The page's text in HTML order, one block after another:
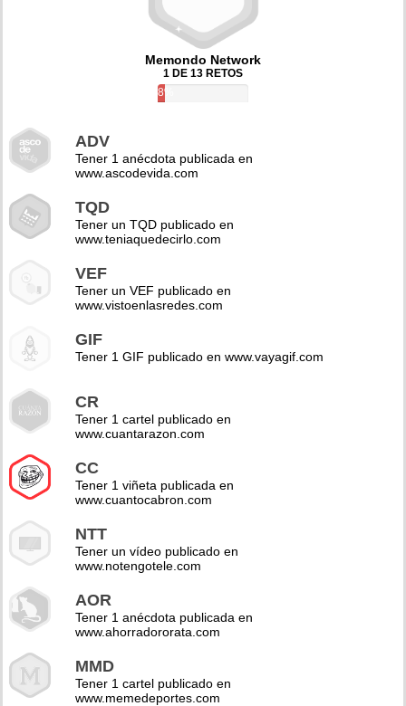
Memondo Network
1 DE 13 RETOS
8%
ADV
Tener 1 anécdota publicada en
www.ascodevida.com
TQD
Tener un TQD publicado en
www.teniaquedecirlo.com
VEF
Tener un VEF publicado en
www.vistoenlasredes.com
GIF
Tener 1 GIF publicado en www.vayagif.com
CR
Tener 1 cartel publicado en
www.cuantarazon.com
CC
Tener 1 viñeta publicada en
www.cuantocabron.com
NTT
Tener un vídeo publicado en
www.notengotele.com
AOR
Tener 1 anécdota publicada en
www.ahorradororata.com
MMD
Tener 1 cartel publicado en
www.memedeportes.com